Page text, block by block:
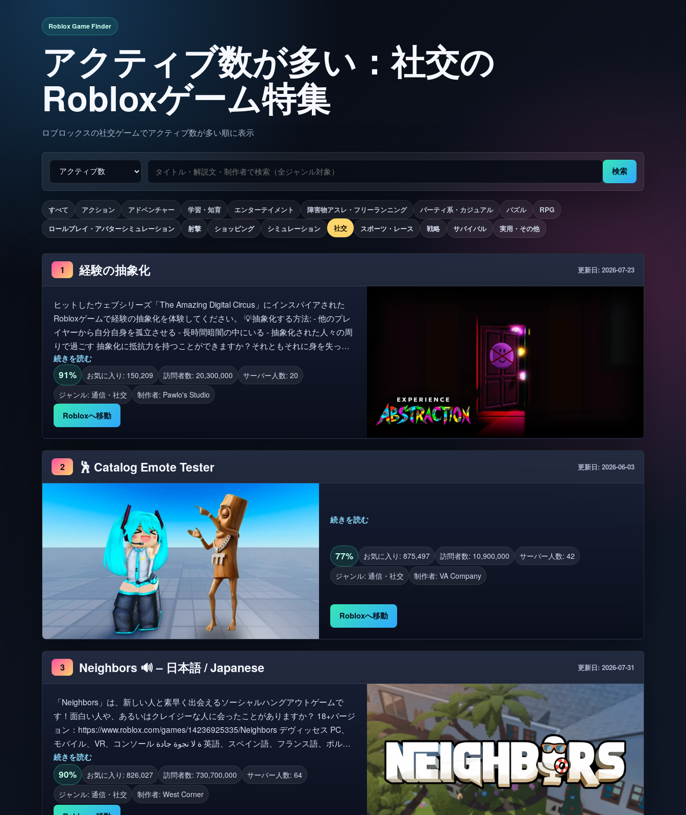
アクティブ数が多い：社交の
Robloxゲーム特集
ロブロックスの社交ゲームでアクティブ数が多い順に表示
検索
すべて アクション アドベンチャー 学習・知育 エンターテイメント 障害物アスレ・フリーランニング パーティ系・カジュアル パズル
RPG
ロールプレイ・アバターシミュレーション
射撃 ショッピング シミュレーション 社交 スポーツ・レース 戦略 サバイバル 実用・その他
1 経験の抽象化 更新日: 2026-07-23
ヒットしたウェブシリーズ「The Amazing Digital Circus」にインスパイアされた
Robloxゲームで経験の抽象化を体験してください。 💡抽象化する方法: - 他のプレ
イヤーから自分自身を孤立させる - 長時間暗闇の中にいる - 抽象化された人々の周
りで過ごす 抽象化に抵抗力を持つことができますか？それともそれに身を失って
続きを読む
91% お気に入り: 150,209 訪問者数: 20,300,000
サーバー人数: 20
ジャンル: 通信・社交
制作者: Pawlo's Studio
Robloxへ移動
2 🕺 Catalog Emote Tester 更新日: 2026-06-03
続きを読む
77% お気に入り: 875,497 訪問者数: 10,900,000
サーバー人数: 42
ジャンル: 通信・社交
制作者: VA Company
Robloxへ移動
3 Neighbors 🔊 – 日本語 / Japanese 更新日: 2026-07-31
「Neighbors」は、新しい人と素早く出会えるソーシャルハングアウトゲームで
す！面白い人や、あるいはクレイジーな人に会ったことがありますか？ 18+バージ
ョン：https://www.roblox.com/games/14236925335/Neighbors デヴィッセス PC、
モバイル、VR、コンソール ة لا نجوة جادة 英語、スペイン語、フランス語、ポルト
ガル語、ドイツ語、アラビア語、中国語、ロシア語、インドネシア語、ベト語、ポ
ーランド語、タイ語、トルコ語、日本語、韓国語、タガログ語 🔊 (VC) 音声チャッ
トは強く推奨されますが、必須ではありません。 ⭐ 毎分1クレジットを獲得できま
す。
続きを読む
90% お気に入り: 826,027 訪問者数: 730,700,000
サーバー人数: 64
ジャンル: 通信・社交
制作者: West Corner